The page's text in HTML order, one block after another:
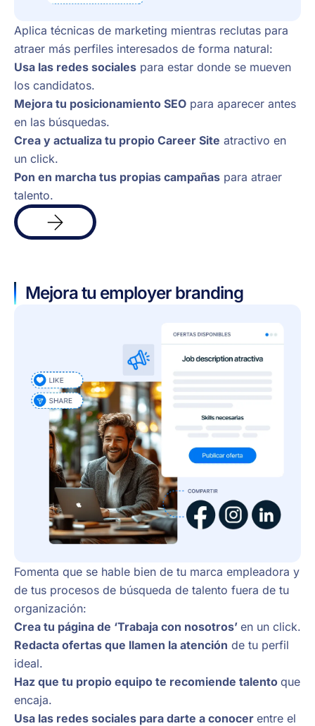
Aplica técnicas de marketing mientras reclutas para
atraer más perfiles interesados de forma natural:
Usa las redes sociales para estar donde se mueven
los candidatos.
Mejora tu posicionamiento SEO para aparecer antes
en las búsquedas.
Crea y actualiza tu propio Career Site atractivo en
un click.
Pon en marcha tus propias campañas para atraer
talento.
info
Mejora tu employer branding
Fomenta que se hable bien de tu marca empleadora y
de tus procesos de búsqueda de talento fuera de tu
organización:
Crea tu página de ‘Trabaja con nosotros’ en un click.
Redacta ofertas que llamen la atención de tu perfil
ideal.
Haz que tu propio equipo te recomiende talento que
encaja.
Usa las redes sociales para darte a conocer entre el